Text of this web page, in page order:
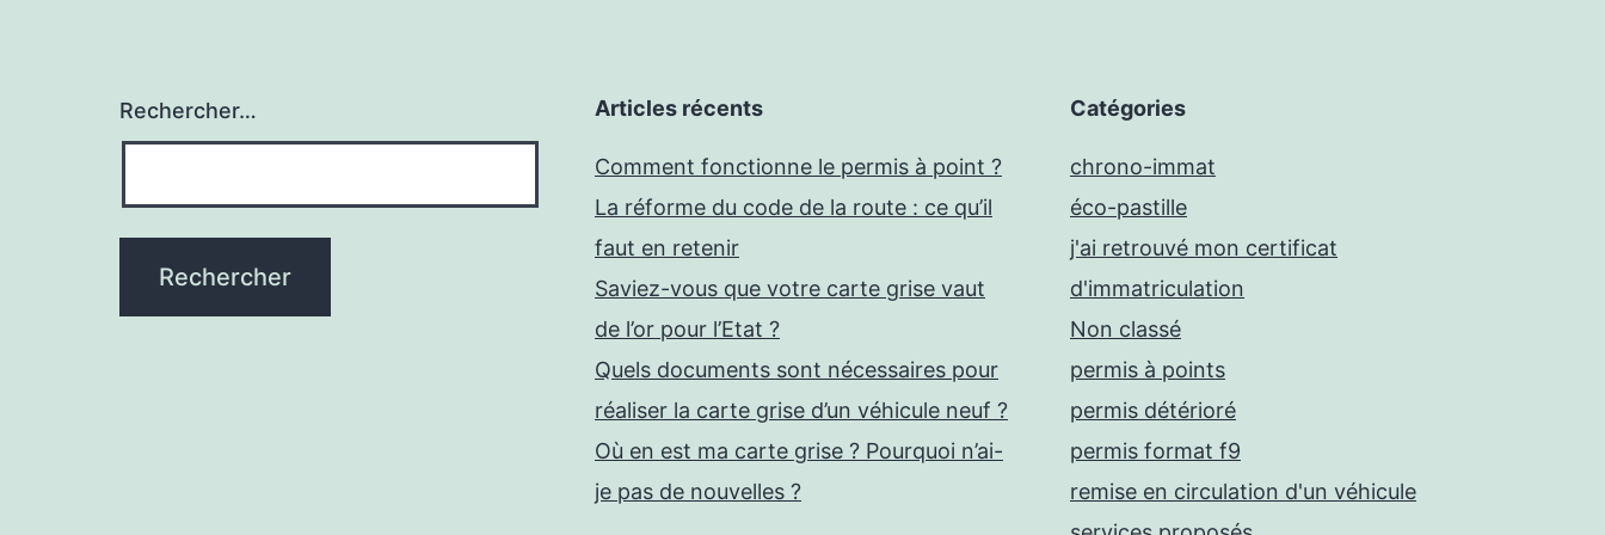
Rechercher… Articles récents
Comment fonctionne le permis à point ?
La réforme du code de la route : ce qu’il
faut en retenir
Saviez-vous que votre carte grise vaut
de l’or pour l’Etat ?
Quels documents sont nécessaires pour
réaliser la carte grise d’un véhicule neuf ?
Où en est ma carte grise ? Pourquoi n’ai-
je pas de nouvelles ?
Catégories
chrono-immat
éco-pastille
j'ai retrouvé mon certificat
d'immatriculation
Non classé
permis à points
permis détérioré
permis format f9
remise en circulation d'un véhicule